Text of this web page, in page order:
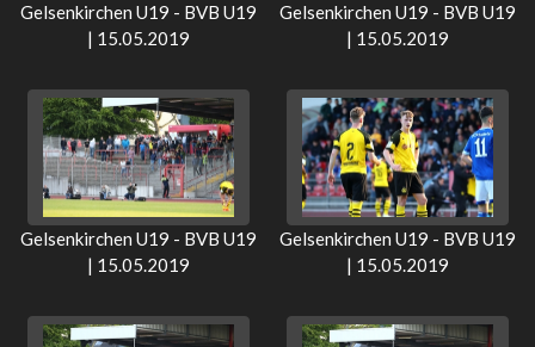
Gelsenkirchen U19 - BVB U19
| 15.05.2019
Gelsenkirchen U19 - BVB U19
| 15.05.2019
Gelsenkirchen U19 - BVB U19
| 15.05.2019
Gelsenkirchen U19 - BVB U19
| 15.05.2019